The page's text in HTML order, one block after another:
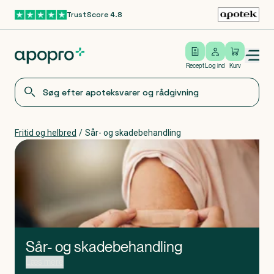
Gå til hovedindholdTrustScore 4.8
Recept
Log ind
Log ind Kurv
Open/close menu
Fritid og helbred / Sår- og skadebehandling
Sår- og skadebehandling